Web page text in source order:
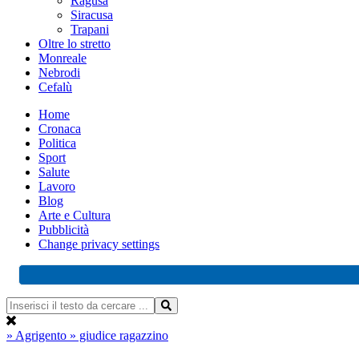
Siracusa
Trapani
Oltre lo stretto
Monreale
Nebrodi
Cefalù
Home
Cronaca
Politica
Sport
Salute
Lavoro
Blog
Arte e Cultura
Pubblicità
Change privacy settings
» Agrigento » giudice ragazzino